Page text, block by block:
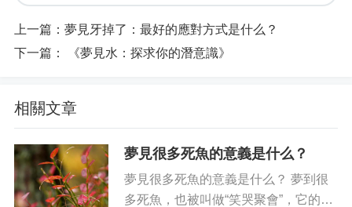
上一篇： 夢見牙掉了：最好的應對方式是什么？
下一篇：
《夢見水：探求你的潛意識》
相關文章
夢見很多死魚的意義是什么？
夢見很多死魚的意義是什么？ 夢到很
多死魚，也被叫做“笑哭聚會”，它的意